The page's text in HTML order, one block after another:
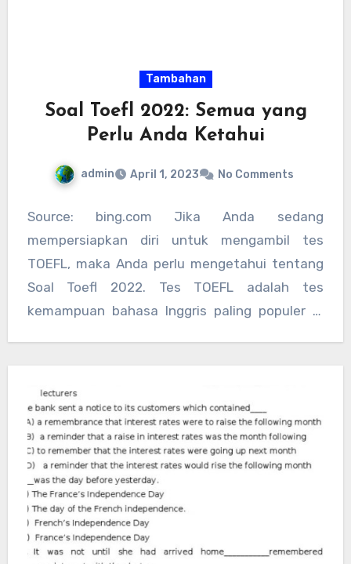
Tambahan
Soal Toefl 2022: Semua yang
Perlu Anda Ketahui
admin April 1, 2023 No Comments
Source: bing.com Jika Anda sedang
mempersiapkan diri untuk mengambil tes
TOEFL, maka Anda perlu mengetahui tentang
Soal Toefl 2022. Tes TOEFL adalah tes
kemampuan bahasa Inggris paling populer di